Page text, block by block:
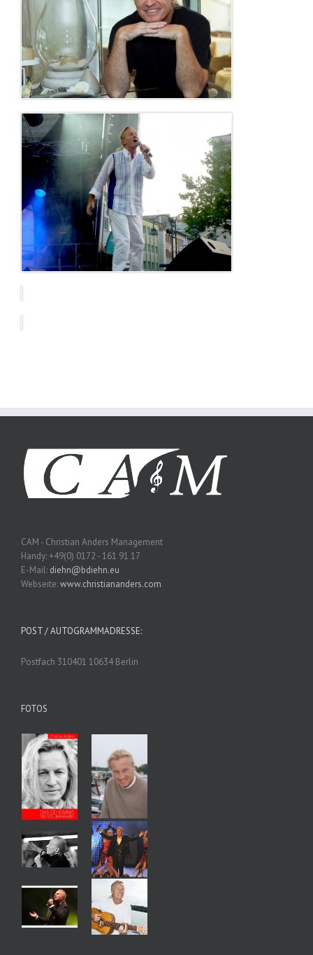
CAM - Christian Anders Management
Handy: +49(0) 0172 - 161 91 17
E-Mail: diehn@bdiehn.eu
Webseite:www.christiananders.com
POST / AUTOGRAMMADRESSE:
Postfach 310401 10634 Berlin
FOTOS